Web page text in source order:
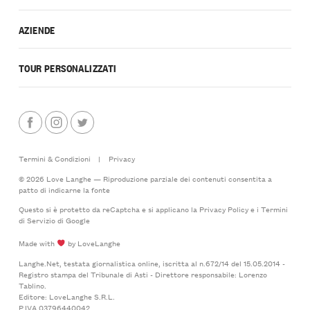
AZIENDE
TOUR PERSONALIZZATI
Termini & Condizioni |
Privacy
© 2026 Love Langhe — Riproduzione parziale dei contenuti consentita a
patto di indicarne la fonte
Questo si è protetto da reCaptcha e si applicano la Privacy Policye i Termini
di Serviziodi Google
Made with
by LoveLanghe
Langhe.Net, testata giornalistica online, iscritta al n.672/14 del 15.05.2014 -
Registro stampa del Tribunale di Asti - Direttore responsabile: Lorenzo
Tablino.
Editore: LoveLanghe S.R.L.
P.IVA 03796440042